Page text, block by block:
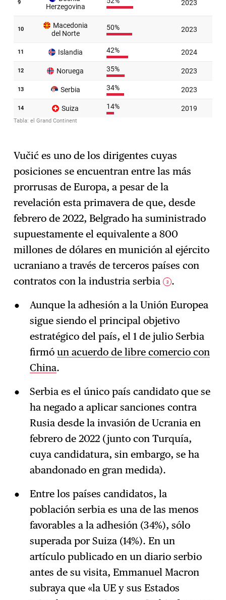
Vučić es uno de los dirigentes cuyas
posiciones se encuentran entre las más
prorrusas de Europa, a pesar de la
revelación esta primavera de que, desde
febrero de 2022, Belgrado ha suministrado
supuestamente el equivalente a 800
millones de dólares en munición al ejército
ucraniano a través de terceros países con
contratos con la industria serbia 3 .
Aunque la adhesión a la Unión Europea
sigue siendo el principal objetivo
estratégico del país, el 1 de julio Serbia
firmó un acuerdo de libre comercio con
China.
Serbia es el único país candidato que se
ha negado a aplicar sanciones contra
Rusia desde la invasión de Ucrania en
febrero de 2022 (junto con Turquía,
cuya candidatura, sin embargo, se ha
abandonado en gran medida).
Entre los países candidatos, la
población serbia es una de las menos
favorables a la adhesión (34%), sólo
superada por Suiza (14%). En un
artículo publicado en un diario serbio
antes de su visita, Emmanuel Macron
subraya que «la UE y sus Estados